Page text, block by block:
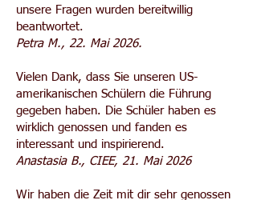
unsere Fragen wurden bereitwillig
beantwortet.
Petra M., 22. Mai 2026.
Vielen Dank, dass Sie unseren US-
amerikanischen Schülern die Führung
gegeben haben. Die Schüler haben es
wirklich genossen und fanden es
interessant und inspirierend.
Anastasia B., CIEE, 21. Mai 2026
Wir haben die Zeit mit dir sehr genossen